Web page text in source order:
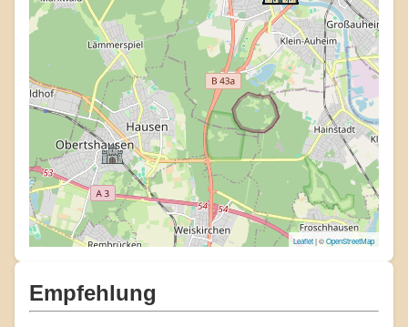
Leaflet| ©OpenStreetMap
Empfehlung